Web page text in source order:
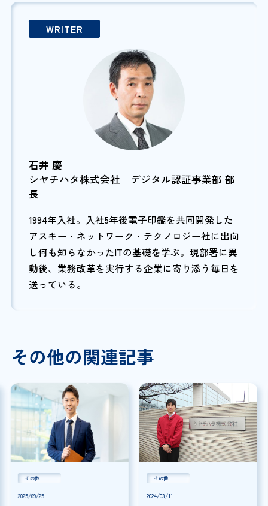
WRITER
石井 慶
シヤチハタ株式会社 デジタル認証事業部 部
長
1994年入社。入社5年後電子印鑑を共同開発した
アスキー・ネットワーク・テクノロジー社に出向
し何も知らなかったITの基礎を学ぶ。現部署に異
動後、業務改革を実行する企業に寄り添う毎日を
送っている。
その他の関連記事
その他
2025/09/25
その他
2024/03/11